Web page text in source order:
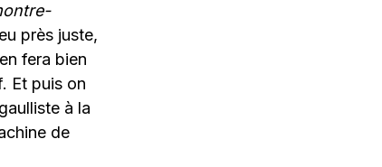
près juste,
fera bien
Et puis on
à la
de